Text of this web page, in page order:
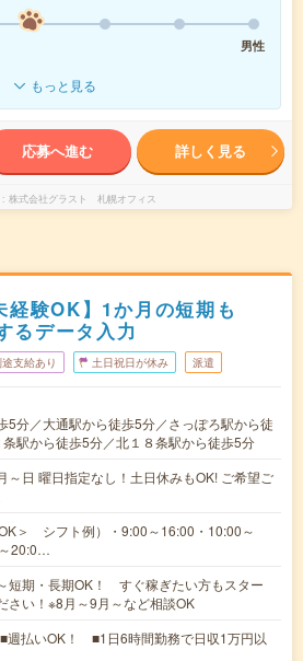
男性
もっと見る
応募へ進む 詳しく見る
株式会社グラスト 札幌オフィス
経験OK】1か月の短期も
るデータ入力
支給あり 土日祝日が休み 派遣
5分／大通駅から徒歩5分／さっぽろ駅から徒
駅から徒歩5分／北１８条駅から徒歩5分
～日 曜日指定なし！土日休みもOK! ご希望ご
＞ シフト例）・9:00～16:00・10:00～
20:0…
短期・長期OK！ すぐ稼ぎたい方もスター
さい！※8月～9月～など相談OK
払いOK！ ■1日6時間勤務で日収1万円以